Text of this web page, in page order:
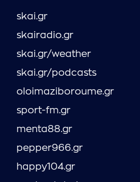
skai.gr
skairadio.gr
skai.gr/weather
skai.gr/podcasts
oloimaziboroume.gr
sport-fm.gr
menta88.gr
pepper966.gr
happy104.gr